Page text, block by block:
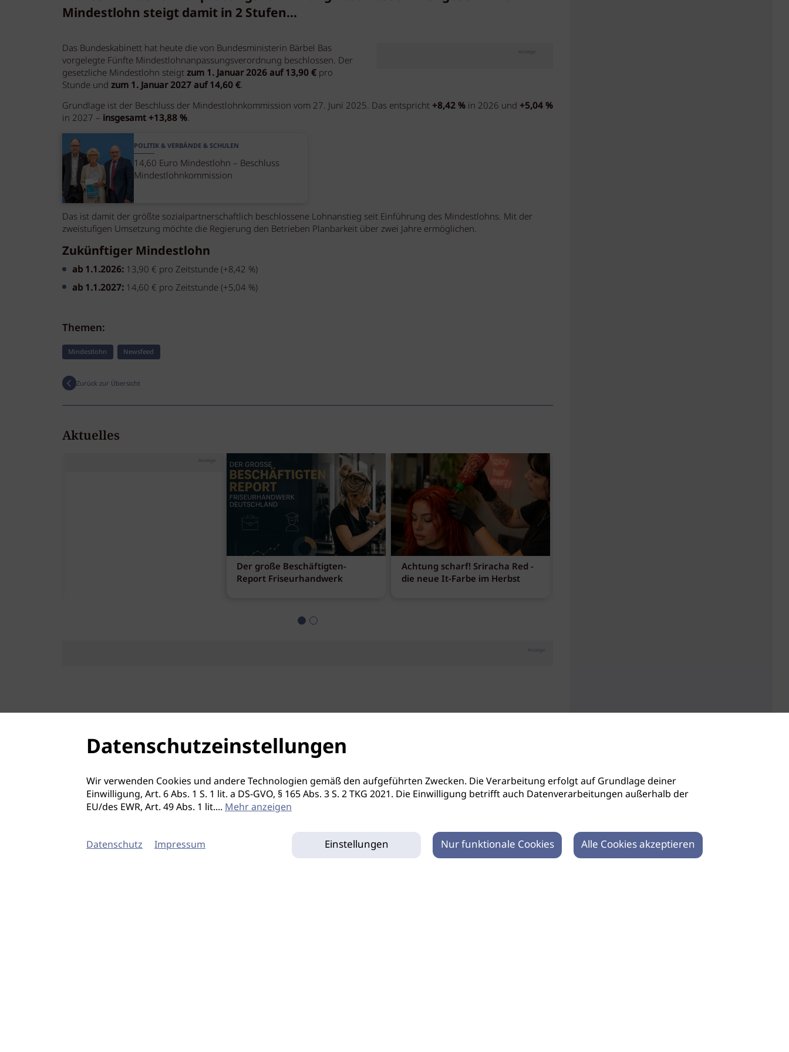
Mindestlohn steigt damit in 2 Stufen...
Anzeige
Das Bundeskabinett hat heute die von Bundesministerin Bärbel Bas
vorgelegte Fünfte Mindestlohnanpassungsverordnung beschlossen. Der
gesetzliche Mindestlohn steigtzum 1. Januar 2026 auf 13,90 €pro
Stunde und zum 1. Januar 2027 auf 14,60 €.
Grundlage ist der Beschluss der Mindestlohnkommission vom 27. Juni 2025. Das entspricht +8,42 %in 2026 und +5,04 %
in 2027 – insgesamt +13,88 %.
POLITIK & VERBÄNDE & SCHULEN
14,60 Euro Mindestlohn – Beschluss
Mindestlohnkommission
Das ist damit der größte sozialpartnerschaftlich beschlossene Lohnanstieg seit Einführung des Mindestlohns. Mit der
zweistufigen Umsetzung möchte die Regierung den Betrieben Planbarkeit über zwei Jahre ermöglichen.
Zukünftiger Mindestlohn
ab 1.1.2026: 13,90 € pro Zeitstunde (+8,42 %)
ab 1.1.2027: 14,60 € pro Zeitstunde (+5,04 %)
Themen:
Mindestlohn Newsfeed
Zurück zur Übersicht
Aktuelles
Anzeige
Der große Beschäftigten-
Report Friseurhandwerk
Achtung scharf! Sriracha Red -
die neue It-Farbe im Herbst
Anzeige
Datenschutzeinstellungen
Wir verwenden Cookies und andere Technologien gemäß den aufgeführten Zwecken. Die Verarbeitung erfolgt auf Grundlage deiner
Einwilligung, Art. 6 Abs. 1 S. 1 lit. a DS-GVO, § 165 Abs. 3 S. 2 TKG 2021. Die Einwilligung betrifft auch Datenverarbeitungen außerhalb der
EU/des EWR, Art. 49 Abs. 1 lit.... Mehr anzeigen
Datenschutz Impressum Einstellungen Nur funktionale Cookies Alle Cookies akzeptieren